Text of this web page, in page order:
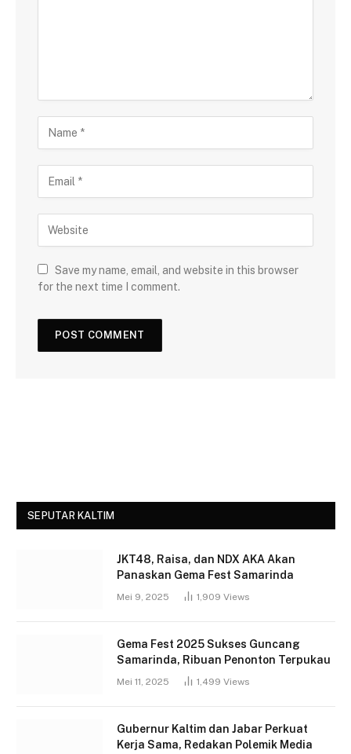
Save my name, email, and website in this browser
for the next time I comment.
SEPUTAR KALTIM
JKT48, Raisa, dan NDX AKA Akan
Panaskan Gema Fest Samarinda
Mei 9, 2025 1,909 Views
Gema Fest 2025 Sukses Guncang
Samarinda, Ribuan Penonton Terpukau
Mei 11, 2025 1,499 Views
Gubernur Kaltim dan Jabar Perkuat
Kerja Sama, Redakan Polemik Media